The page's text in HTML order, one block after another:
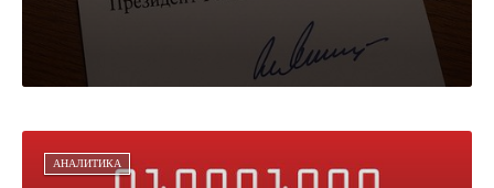
АНАЛИТИКА